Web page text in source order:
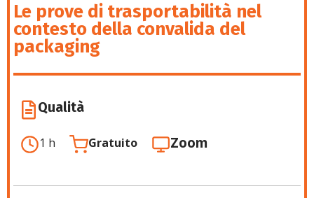
Le prove di trasportabilità nel
contesto della convalida del
packaging
Qualità
1 h Gratuito Zoom